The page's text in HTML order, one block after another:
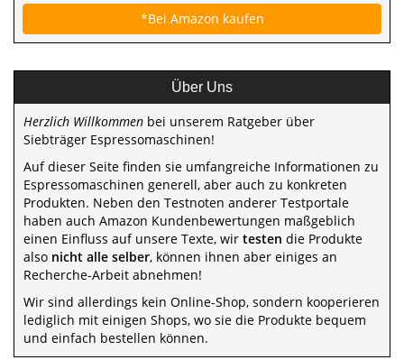
*Bei Amazon kaufen
Über Uns
Herzlich Willkommen bei unserem Ratgeber über
Siebträger Espressomaschinen!
Auf dieser Seite finden sie umfangreiche Informationen zu
Espressomaschinen generell, aber auch zu konkreten
Produkten. Neben den Testnoten anderer Testportale
haben auch Amazon Kundenbewertungen maßgeblich
einen Einfluss auf unsere Texte, wir testen die Produkte
also nicht alle selber, können ihnen aber einiges an
Recherche-Arbeit abnehmen!
Wir sind allerdings kein Online-Shop, sondern kooperieren
lediglich mit einigen Shops, wo sie die Produkte bequem
und einfach bestellen können.